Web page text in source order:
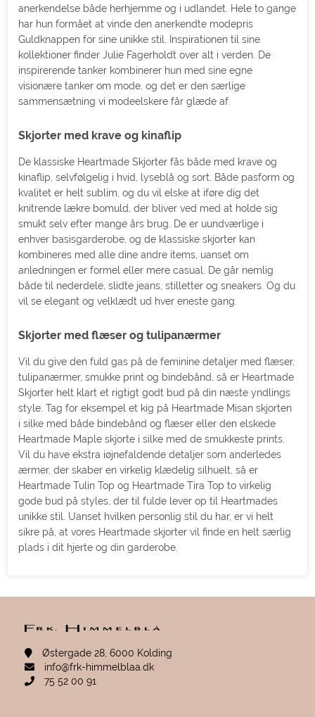
anerkendelse både herhjemme og i udlandet. Hele to gange
har hun formået at vinde den anerkendte modepris
Guldknappen for sine unikke stil. Inspirationen til sine
kollektioner finder Julie Fagerholdt over alt i verden. De
inspirerende tanker kombinerer hun med sine egne
visionære tanker om mode, og det er den særlige
sammensætning vi modeelskere får glæde af.
Skjorter med krave og kinaflip
De klassiske Heartmade Skjorter fås både med krave og
kinaflip, selvfølgelig i hvid, lyseblå og sort. Både pasform og
kvalitet er helt sublim, og du vil elske at iføre dig det
knitrende lækre bomuld, der bliver ved med at holde sig
smukt selv efter mange års brug. De er uundværlige i
enhver basisgarderobe, og de klassiske skjorter kan
kombineres med alle dine andre items, uanset om
anledningen er formel eller mere casual. De går nemlig
både til nederdele, slidte jeans, stilletter og sneakers. Og du
vil se elegant og velklædt ud hver eneste gang.
Skjorter med flæser og tulipanærmer
Vil du give den fuld gas på de feminine detaljer med flæser,
tulipanærmer, smukke print og bindebånd, så er Heartmade
Skjorter helt klart et rigtigt godt bud på din næste yndlings
style. Tag for eksempel et kig på Heartmade Misan skjorten
i silke med både bindebånd og flæser eller den elskede
Heartmade Maple skjorte i silke med de smukkeste prints.
Vil du have ekstra iøjnefaldende detaljer som anderledes
ærmer, der skaber en virkelig klædelig silhuelt, så er
Heartmade Tulin Top og Heartmade Tira Top to virkelig
gode bud på styles, der til fulde lever op til Heartmades
unikke stil. Uanset hvilken personlig stil du har, er vi helt
sikre på, at vores Heartmade skjorter vil finde en helt særlig
plads i dit hjerte og din garderobe.
Østergade 28, 6000 Kolding
info@frk-himmelblaa.dk
75 52 00 91